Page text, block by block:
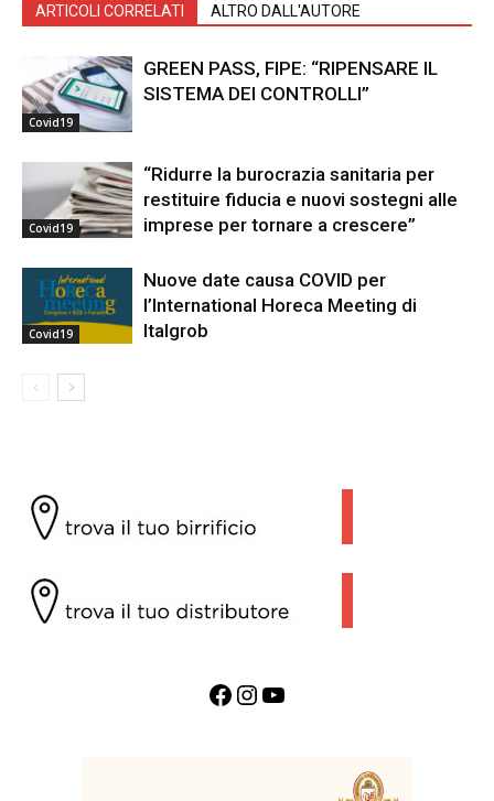
ARTICOLI CORRELATI ALTRO DALL'AUTORE
Covid19
GREEN PASS, FIPE: “RIPENSARE IL
SISTEMA DEI CONTROLLI”
Covid19
“Ridurre la burocrazia sanitaria per
restituire fiducia e nuovi sostegni alle
imprese per tornare a crescere”
Covid19
Nuove date causa COVID per
l’International Horeca Meeting di
Italgrob
Facebook InstagramYouTube